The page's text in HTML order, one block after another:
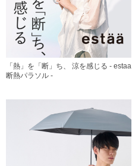
「熱」を「断」ち、 涼を感じる - estaa
断熱パラソル -